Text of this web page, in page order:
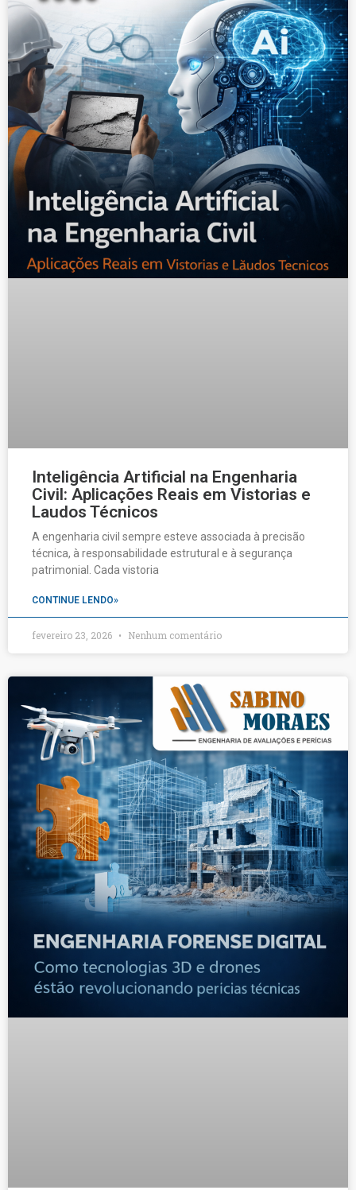
Inteligência Artificial na Engenharia
Civil: Aplicações Reais em Vistorias e
Laudos Técnicos
A engenharia civil sempre esteve associada à precisão
técnica, à responsabilidade estrutural e à segurança
patrimonial. Cada vistoria
CONTINUE LENDO»
fevereiro 23, 2026 Nenhum comentário